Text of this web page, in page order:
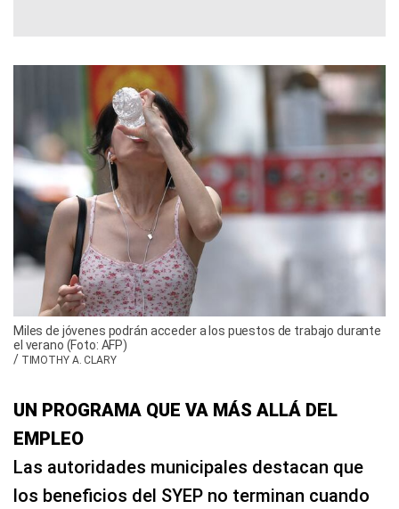
Miles de jóvenes podrán acceder a los puestos de trabajo durante
el verano (Foto: AFP)
/ TIMOTHY A. CLARY
UN PROGRAMA QUE VA MÁS ALLÁ DEL
EMPLEO
Las autoridades municipales destacan que
los beneficios del SYEP no terminan cuando